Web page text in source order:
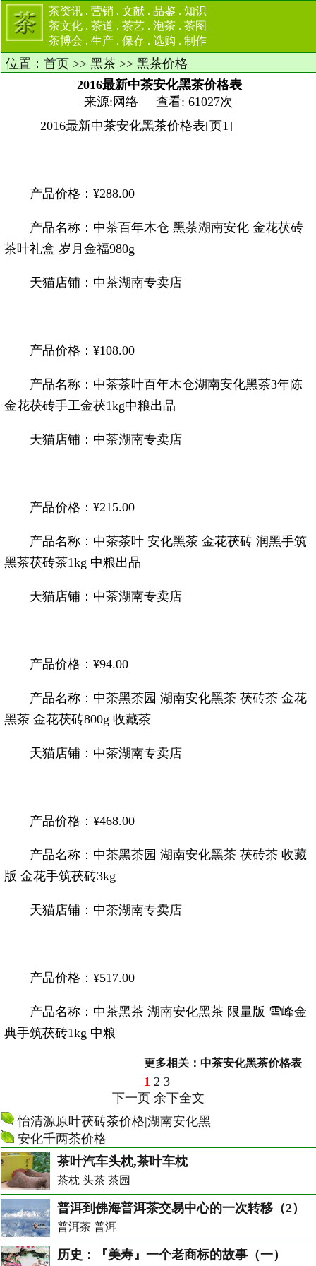
茶资讯 . 营销 . 文献 . 品鉴 . 知识
茶文化 . 茶道 . 茶艺 . 泡茶 . 茶图
茶博会 . 生产 . 保存 . 选购 . 制作
位置： 首页 >> 黑茶 >> 黑茶价格
2016最新中茶安化黑茶价格表
来源:网络 查看: 61027次
2016最新中茶安化黑茶价格表[页1]
产品价格：¥288.00
产品名称：中茶百年木仓 黑茶湖南安化 金花茯砖
茶叶礼盒 岁月金福980g
天猫店铺：中茶湖南专卖店
产品价格：¥108.00
产品名称：中茶茶叶百年木仓湖南安化黑茶3年陈
金花茯砖手工金茯1kg中粮出品
天猫店铺：中茶湖南专卖店
产品价格：¥215.00
产品名称：中茶茶叶 安化黑茶 金花茯砖 润黑手筑
黑茶茯砖茶1kg 中粮出品
天猫店铺：中茶湖南专卖店
产品价格：¥94.00
产品名称：中茶黑茶园 湖南安化黑茶 茯砖茶 金花
黑茶 金花茯砖800g 收藏茶
天猫店铺：中茶湖南专卖店
产品价格：¥468.00
产品名称：中茶黑茶园 湖南安化黑茶 茯砖茶 收藏
版 金花手筑茯砖3kg
天猫店铺：中茶湖南专卖店
产品价格：¥517.00
产品名称：中茶黑茶 湖南安化黑茶 限量版 雪峰金
典手筑茯砖1kg 中粮
更多相关： 中茶安化黑茶价格表
1 2 3
下一页 余下全文
怡清源原叶茯砖茶价格|湖南安化黑
安化千两茶价格
茶叶汽车头枕,茶叶车枕
茶枕 头茶 茶园
普洱到佛海普洱茶交易中心的一次转移（2）
普洱茶 普洱
历史：『美寿』一个老商标的故事（一）